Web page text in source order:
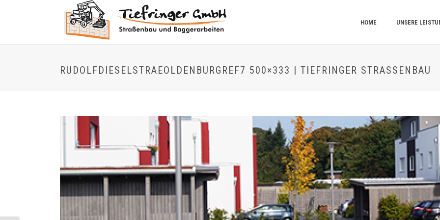
HOME UNSERE
RUDOLFDIESELSTRAEOLDENBURGREF7 500×333 | TIEFRINGER STRASSENBAU